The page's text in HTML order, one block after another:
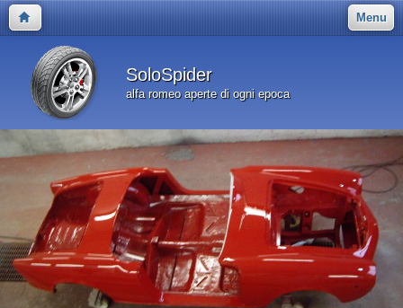
Menu
SoloSpider
alfa romeo aperte di ogni epoca